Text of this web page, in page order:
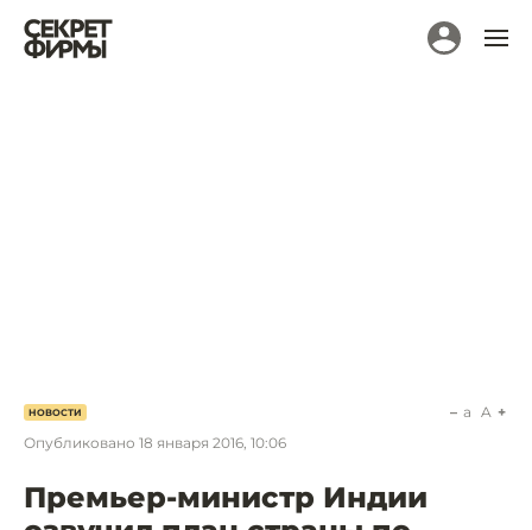
НОВОСТИ
Опубликовано 18 января 2016, 10:06
a A
Премьер-министр Индии